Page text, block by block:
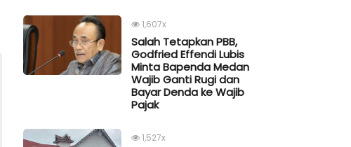
1,607x
Salah Tetapkan PBB,
Godfried Effendi Lubis
Minta Bapenda Medan
Wajib Ganti Rugi dan
Bayar Denda ke Wajib
Pajak
1,527x